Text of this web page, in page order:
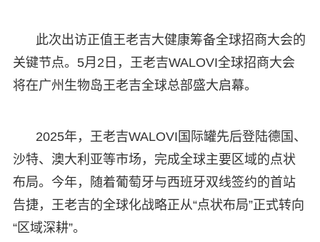
此次出访正值王老吉大健康筹备全球招商大会的
关键节点。5月2日，王老吉WALOVI全球招商大会
将在广州生物岛王老吉全球总部盛大启幕。
2025年，王老吉WALOVI国际罐先后登陆德国、
沙特、澳大利亚等市场，完成全球主要区域的点状
布局。今年，随着葡萄牙与西班牙双线签约的首站
告捷，王老吉的全球化战略正从“点状布局”正式转向
“区域深耕”。